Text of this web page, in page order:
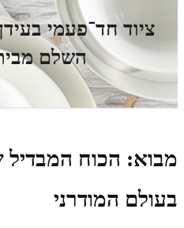
ציוד חד־פעמי
השלם
מבוא: הכוח המבדיל
בעולם המודרני